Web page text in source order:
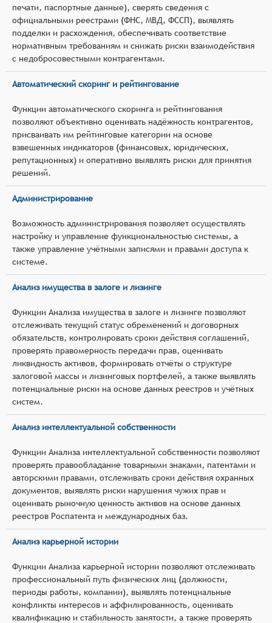
печати, паспортные данные), сверять сведения с
официальными реестрами (ФНС, МВД, ФССП), выявлять
подделки и расхождения, обеспечивать соответствие
нормативным требованиям и снижать риски взаимодействия
с недобросовестными контрагентами.
Автоматический скоринг и рейтингование
Функции автоматического скоринга и рейтингования
позволяют объективно оценивать надёжность контрагентов,
присваивать им рейтинговые категории на основе
взвешенных индикаторов (финансовых, юридических,
репутационных) и оперативно выявлять риски для принятия
решений.
Администрирование
Возможность администрирования позволяет осуществлять
настройку и управление функциональностью системы, а
также управление учётными записями и правами доступа к
системе.
Анализ имущества в залоге и лизинге
Функции Анализа имущества в залоге и лизинге позволяют
отслеживать текущий статус обременений и договорных
обязательств, контролировать сроки действия соглашений,
проверять правомерность передачи прав, оценивать
ликвидность активов, формировать отчёты о структуре
залоговой массы и лизинговых портфелей, а также выявлять
потенциальные риски на основе данных реестров и учётных
систем.
Анализ интеллектуальной собственности
Функции Анализа интеллектуальной собственности позволяют
проверять правообладание товарными знаками, патентами и
авторскими правами, отслеживать сроки действия охранных
документов, выявлять риски нарушения чужих прав и
оценивать рыночную ценность активов на основе данных
реестров Роспатента и международных баз.
Анализ карьерной истории
Функции Анализа карьерной истории позволяют отслеживать
профессиональный путь физических лиц (должности,
периоды работы, компании), выявлять потенциальные
конфликты интересов и аффилированность, оценивать
квалификацию и стабильность занятости, а также проверять